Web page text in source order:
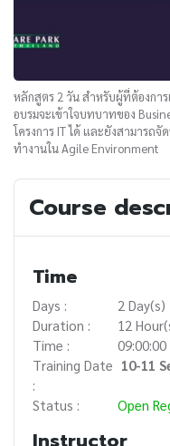
หลักสูตร 2 วัน สำหรับผู้ที่ต้องการ
อบรมจะเข้าใจบทบาทของ
โครงการ IT ได้ และยังสามารถจั
ทำงานใน Agile Environment
Course
Time
Days :
2 Day(s)
Duration :
12
Time :
Training Date
:
10-11
Status : Open